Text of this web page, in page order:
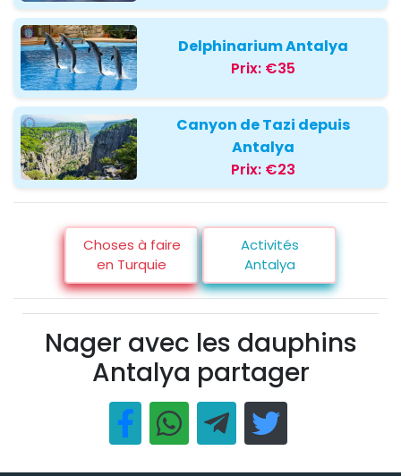
Delphinarium Antalya
Prix: €35
Canyon de Tazi depuis
Antalya
Prix: €23
Choses à faire
en Turquie
Activités
Antalya
Nager avec les dauphins
Antalya partager